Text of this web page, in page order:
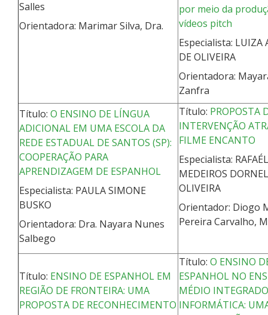
Salles
Orientadora: Marimar Silva, Dra.
por meio da
vídeos pitch
Especialista: LUIZA
DE OLIVEIRA
Orientadora:
Zanfra
Título: O ENSINO DE LÍNGUA
ADICIONAL EM UMA ESCOLA DA
REDE ESTADUAL DE SANTOS (SP):
COOPERAÇÃO PARA
APRENDIZAGEM DE ESPANHOL
Especialista: PAULA SIMONE
BUSKO
Orientadora: Dra. Nayara Nunes
Salbego
Título: PROPOSTA
INTERVENÇÃO
FILME ENCANTO
Especialista:
MEDEIROS
OLIVEIRA
Orientador: Diogo
Pereira Carvalho,
Título: ENSINO DE ESPANHOL EM
REGIÃO DE FRONTEIRA: UMA
PROPOSTA DE RECONHECIMENTO
Título: O ENSINO
ESPANHOL NO
MÉDIO
INFORMÁTICA: